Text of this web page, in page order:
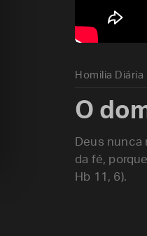
Homilia Diária
O
Deus
da fé,
Hb 11, 6).